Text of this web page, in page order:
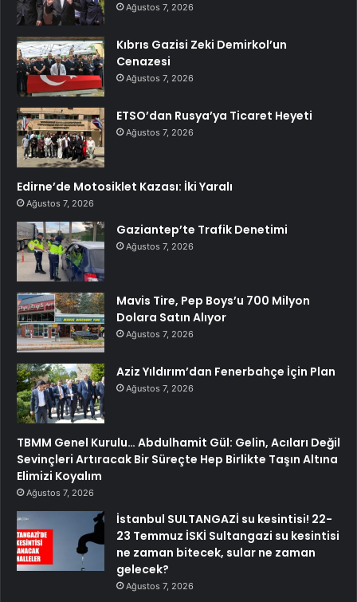
Ağustos 7, 2026
Kıbrıs Gazisi Zeki Demirkol’un
Cenazesi
Ağustos 7, 2026
ETSO’dan Rusya’ya Ticaret Heyeti
Ağustos 7, 2026
Edirne’de Motosiklet Kazası: İki Yaralı
Ağustos 7, 2026
Gaziantep’te Trafik Denetimi
Ağustos 7, 2026
Mavis Tire, Pep Boys’u 700 Milyon
Dolara Satın Alıyor
Ağustos 7, 2026
Aziz Yıldırım’dan Fenerbahçe İçin Plan
Ağustos 7, 2026
TBMM Genel Kurulu… Abdulhamit Gül: Gelin, Acıları Değil
Sevinçleri Artıracak Bir Süreçte Hep Birlikte Taşın Altına
Elimizi Koyalım
Ağustos 7, 2026
İstanbul SULTANGAZİ su kesintisi! 22-
23 Temmuz İSKİ Sultangazi su kesintisi
ne zaman bitecek, sular ne zaman
gelecek?
Ağustos 7, 2026